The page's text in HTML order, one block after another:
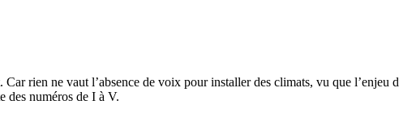
rien ne vaut l’absence de voix pour installer des climats, vu que l’enjeu
des numéros de I à V.